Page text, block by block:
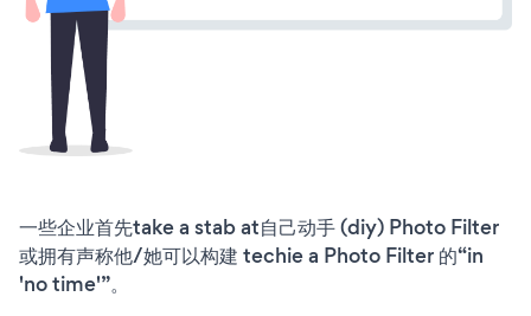
一些企业首先take a stab at自己动手 (diy) Photo Filter
或拥有声称他/她可以构建 techie a Photo Filter 的“in
'no time'”。